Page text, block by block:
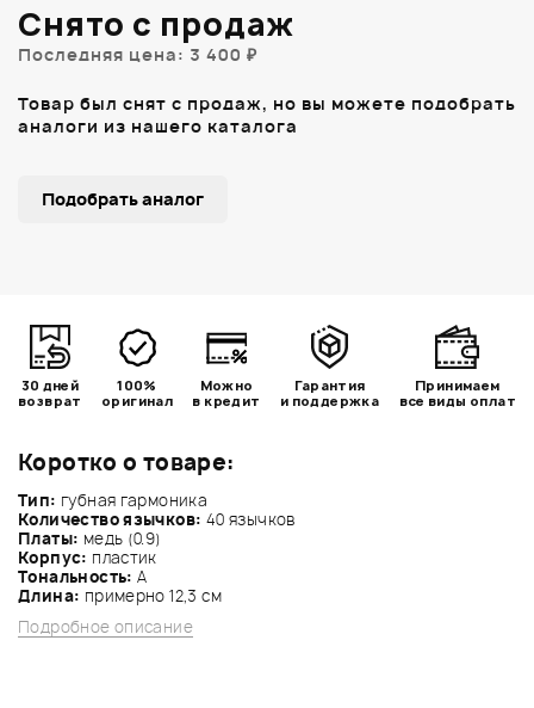
Коротко о товаре:
Тип: губная гармоника
Количество язычков: 40 язычков
Платы: медь (0.9)
Корпус: пластик
Tональность: A
Длина: примерно 12,3 см
Подробное описание
Снято с продаж
Последняя цена: 3 400 ₽
Товар был снят с продаж, но вы можете подобрать
аналоги из нашего каталога
Подобрать аналог
30 дней
возврат
100%
оригинал
Можно
в кредит
Гарантия
и поддержка
Принимаем
все виды оплат